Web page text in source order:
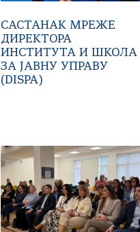
САСТАНАК МРЕЖЕ
ДИРЕКТОРА
ИНСТИТУТА И ШКОЛА
ЗА ЈАВНУ УПРАВУ
(DISPA)